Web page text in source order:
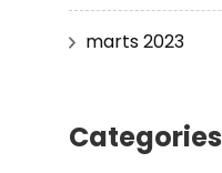
marts 2023
Categories